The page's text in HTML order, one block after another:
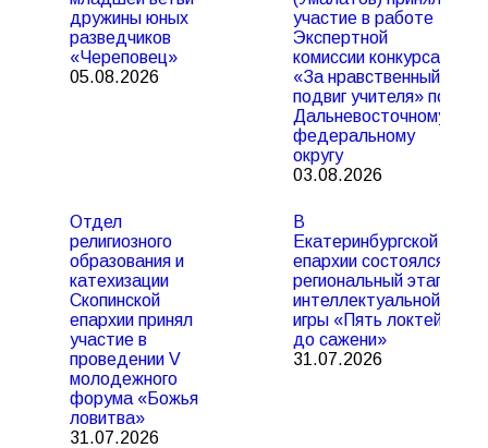
дружины юных
разведчиков
«Череповец»
05.08.2026
участие в работе
Экспертной
комиссии конкурса
«За нравственный
подвиг учителя» по
Дальневосточному
федеральному
округу
03.08.2026
Отдел
религиозного
образования и
катехизации
Скопинской
епархии принял
участие в
проведении V
молодежного
форума «Божья
ловитва»
31.07.2026
В
Екатеринбургской
епархии состоялся
региональный этап
интеллектуальной
игры «Пять локтей
до сажени»
31.07.2026